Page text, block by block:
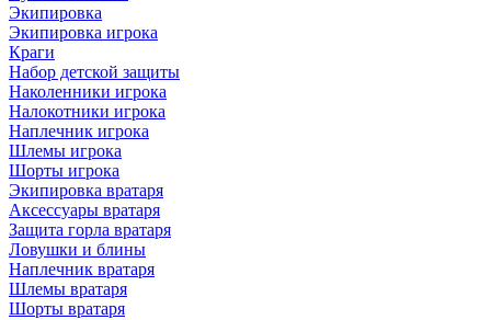
Экипировка
Экипировка игрока
Краги
Набор детской защиты
Наколенники игрока
Налокотники игрока
Наплечник игрока
Шлемы игрока
Шорты игрока
Экипировка вратаря
Аксессуары вратаря
Защита горла вратаря
Ловушки и блины
Наплечник вратаря
Шлемы вратаря
Шорты вратаря